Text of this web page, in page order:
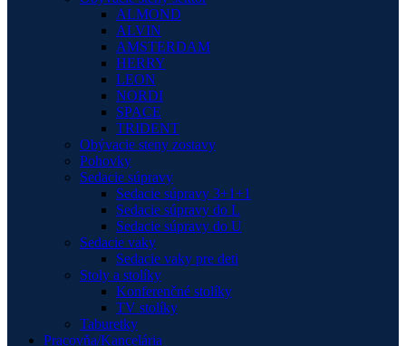
ALMOND
ALVIN
AMSTERDAM
HERRY
LEON
NORDI
SPACE
TRIDENT
Obývacie steny zostavy
Pohovky
Sedacie súpravy
Sedacie súpravy 3+1+1
Sedacie súpravy do L
Sedacie súpravy do U
Sedacie vaky
Sedacie vaky pre deti
Stoly a stolíky
Konferenčné stolíky
TV stolíky
Taburetky
Pracovňa/Kancelária